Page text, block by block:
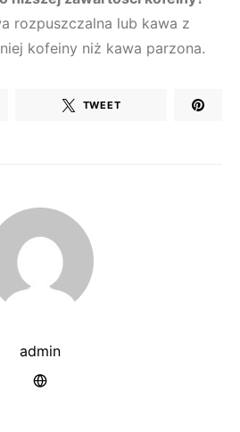
rozpuszczalna lub kawa z
kofeiny niż kawa parzona.
TWEET
admin